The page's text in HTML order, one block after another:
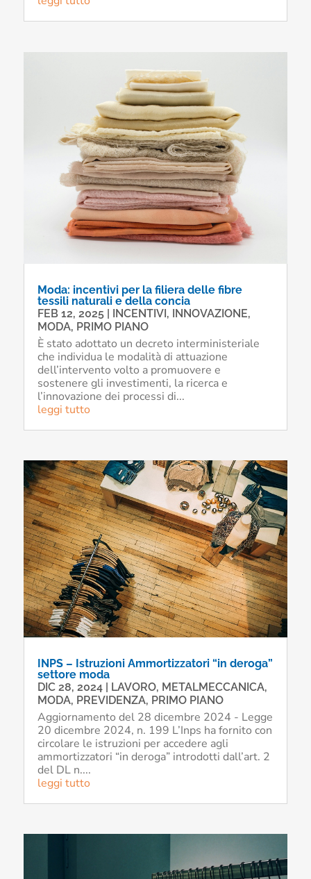
Moda: incentivi per la filiera delle fibre
tessili naturali e della concia
FEB 12, 2025| INCENTIVI, INNOVAZIONE,
MODA, PRIMO PIANO
È stato adottato un decreto interministeriale
che individua le modalità di attuazione
dell’intervento volto a promuovere e
sostenere gli investimenti, la ricerca e
l’innovazione dei processi di...
leggi tutto
INPS – Istruzioni Ammortizzatori “in deroga”
settore moda
DIC 28, 2024| LAVORO, METALMECCANICA,
MODA, PREVIDENZA, PRIMO PIANO
Aggiornamento del 28 dicembre 2024 - Legge
20 dicembre 2024, n. 199 L’Inps ha fornito con
circolare le istruzioni per accedere agli
ammortizzatori “in deroga” introdotti dall’art. 2
del DL n....
leggi tutto